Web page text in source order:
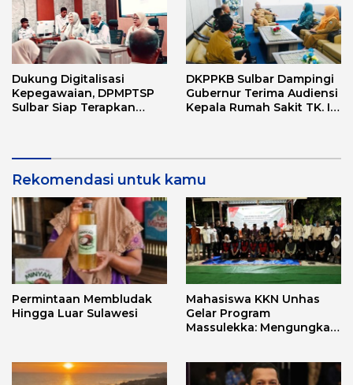
Dukung Digitalisasi
Kepegawaian, DPMPTSP
Sulbar Siap Terapkan
DKPPKB Sulbar Dampingi
Gubernur Terima Audiensi
Kepala Rumah Sakit TK. III
Rekomendasi untuk kamu
Permintaan Membludak
Hingga Luar Sulawesi
Mahasiswa KKN Unhas
Gelar Program
Massulekka: Mengungkap